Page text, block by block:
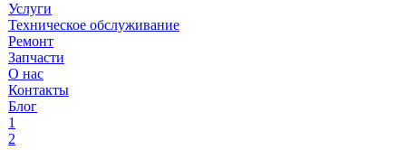
Услуги
Техническое обслуживание
Ремонт
Запчасти
О нас
Контакты
Блог
1
2